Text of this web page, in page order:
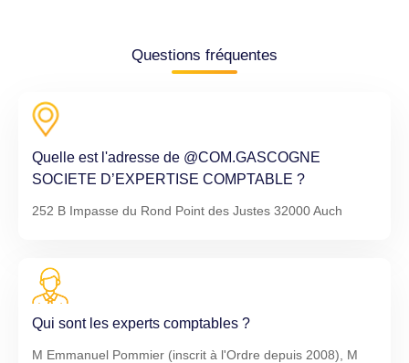
Questions fréquentes
Quelle est l'adresse de @COM.GASCOGNE
SOCIETE D’EXPERTISE COMPTABLE ?
252 B Impasse du Rond Point des Justes 32000 Auch
Qui sont les experts comptables ?
M Emmanuel Pommier (inscrit à l'Ordre depuis 2008), M